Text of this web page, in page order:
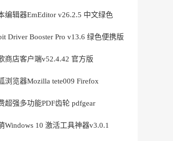
编辑器EmEditor v26.2.5 中文绿色
Driver Booster Pro v13.6 绿色便携版
商店客户端v52.4.42 官方版
浏览器Mozilla tete009 Firefox
超强多功能PDF齿轮 pdfgear
Windows 10 激活工具神器v3.0.1